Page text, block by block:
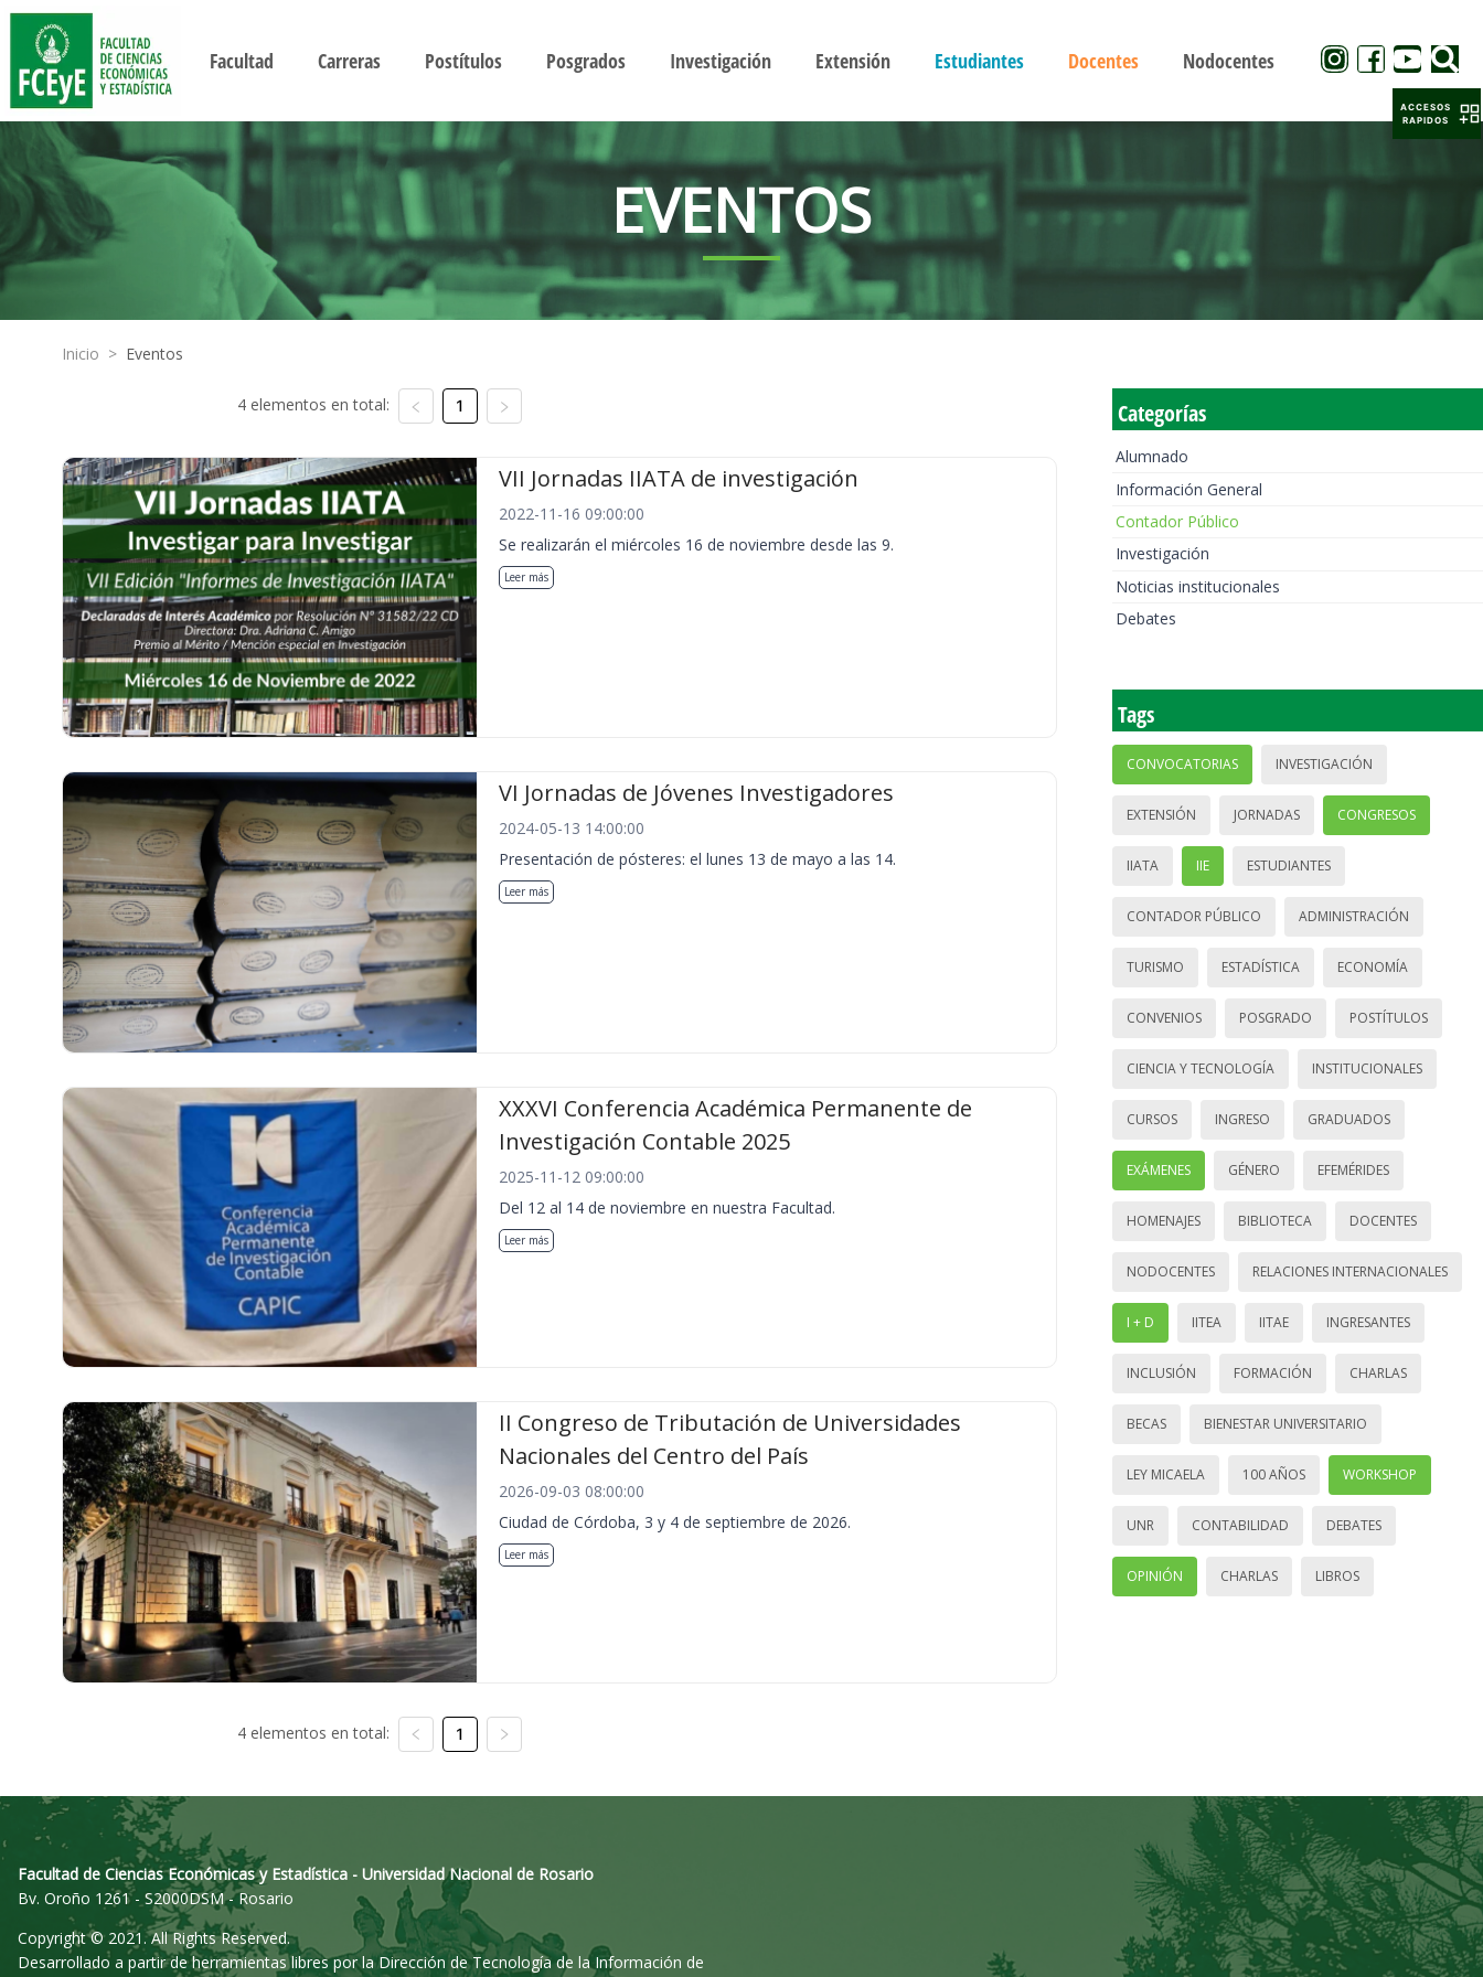
Facultad Carreras Postítulos Posgrados Investigación Extensión Estudiantes Docentes Nodocentes
EVENTOS
Inicio > Eventos
4 elementos en total: 1
VII Jornadas IIATA de investigación
2022-11-16 09:00:00
Se realizarán el miércoles 16 de noviembre desde las 9.
Leer más
VI Jornadas de Jóvenes Investigadores
2024-05-13 14:00:00
Presentación de pósteres: el lunes 13 de mayo a las 14.
Leer más
XXXVI Conferencia Académica Permanente de
Investigación Contable 2025
2025-11-12 09:00:00
Del 12 al 14 de noviembre en nuestra Facultad.
Leer más
II Congreso de Tributación de Universidades
Nacionales del Centro del País
2026-09-03 08:00:00
Ciudad de Córdoba, 3 y 4 de septiembre de 2026.
Leer más
4 elementos en total: 1
Categorías
Alumnado
Información General
Contador Público
Investigación
Noticias institucionales
Debates
Tags
CONVOCATORIAS INVESTIGACIÓN
EXTENSIÓN JORNADAS CONGRESOS
IIATA IIE ESTUDIANTES
CONTADOR PÚBLICO ADMINISTRACIÓN
TURISMO ESTADÍSTICA ECONOMÍA
CONVENIOS POSGRADO POSTÍTULOS
CIENCIA Y TECNOLOGÍA INSTITUCIONALES
CURSOS INGRESO GRADUADOS
EXÁMENES GÉNERO EFEMÉRIDES
HOMENAJES BIBLIOTECA DOCENTES
NODOCENTES RELACIONES INTERNACIONALES
I + D IITEA IITAE INGRESANTES
INCLUSIÓN FORMACIÓN CHARLAS
BECAS BIENESTAR UNIVERSITARIO
LEY MICAELA 100 AÑOS WORKSHOP
UNR CONTABILIDAD DEBATES
OPINIÓN CHARLAS LIBROS
Facultad de Ciencias Económicas y Estadística - Universidad Nacional de Rosario
Bv. Oroño 1261 - S2000DSM - Rosario
Copyright © 2021. All Rights Reserved.
Desarrollado a partir de herramientas libres por la Dirección de Tecnología de la Información de
ACCESOS
RAPIDOS